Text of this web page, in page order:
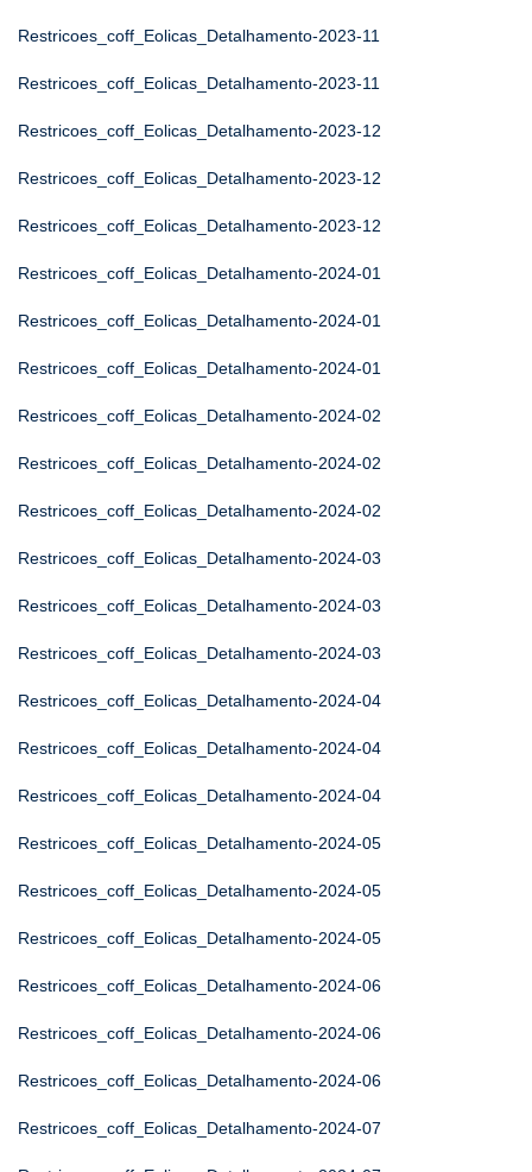
Restricoes_coff_Eolicas_Detalhamento-2023-11
Restricoes_coff_Eolicas_Detalhamento-2023-11
Restricoes_coff_Eolicas_Detalhamento-2023-12
Restricoes_coff_Eolicas_Detalhamento-2023-12
Restricoes_coff_Eolicas_Detalhamento-2023-12
Restricoes_coff_Eolicas_Detalhamento-2024-01
Restricoes_coff_Eolicas_Detalhamento-2024-01
Restricoes_coff_Eolicas_Detalhamento-2024-01
Restricoes_coff_Eolicas_Detalhamento-2024-02
Restricoes_coff_Eolicas_Detalhamento-2024-02
Restricoes_coff_Eolicas_Detalhamento-2024-02
Restricoes_coff_Eolicas_Detalhamento-2024-03
Restricoes_coff_Eolicas_Detalhamento-2024-03
Restricoes_coff_Eolicas_Detalhamento-2024-03
Restricoes_coff_Eolicas_Detalhamento-2024-04
Restricoes_coff_Eolicas_Detalhamento-2024-04
Restricoes_coff_Eolicas_Detalhamento-2024-04
Restricoes_coff_Eolicas_Detalhamento-2024-05
Restricoes_coff_Eolicas_Detalhamento-2024-05
Restricoes_coff_Eolicas_Detalhamento-2024-05
Restricoes_coff_Eolicas_Detalhamento-2024-06
Restricoes_coff_Eolicas_Detalhamento-2024-06
Restricoes_coff_Eolicas_Detalhamento-2024-06
Restricoes_coff_Eolicas_Detalhamento-2024-07